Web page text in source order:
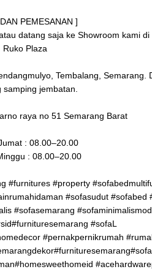
PEMESANAN ]
datang saja ke Showroom kami di
Ruko Plaza
Tembalang, Semarang.
samping jembatan.
raya no 51 Semarang Barat
: 08.00–20.00
: 08.00–20.00
#furnitures #property
#sofasudut #sofabed
#sofasemarang
#sofaL
#pernakpernikrumah